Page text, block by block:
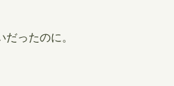
ったのに。